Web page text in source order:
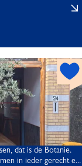
r
l
i
h
o
t
s
p
o
t
dat is de Botanie.
in ieder gerecht e...